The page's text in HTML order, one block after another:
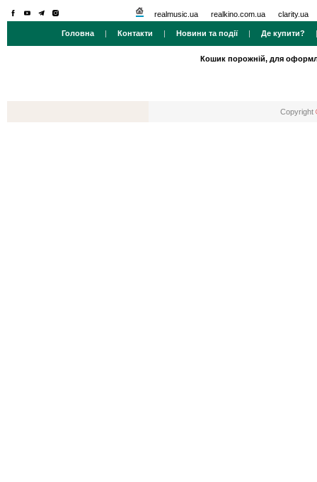
realmusic.ua realkino.com.ua clarity.ua
Головна | Контакти | Новини та події| Де купити?
Кошик порожній, для
Copyright